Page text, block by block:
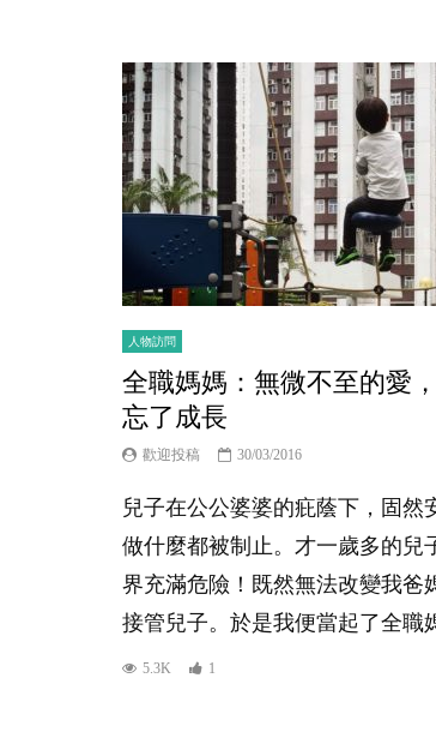
人物訪問
全職媽媽：無微不至的愛
忘了成長
歡迎投稿 30/03/2016
兒子在公公婆婆的疪蔭下，固然
做什麼都被制止。才一歲多的兒
界充滿危險！既然無法改變我爸
接管兒子。於是我便當起了全
5.3K 1